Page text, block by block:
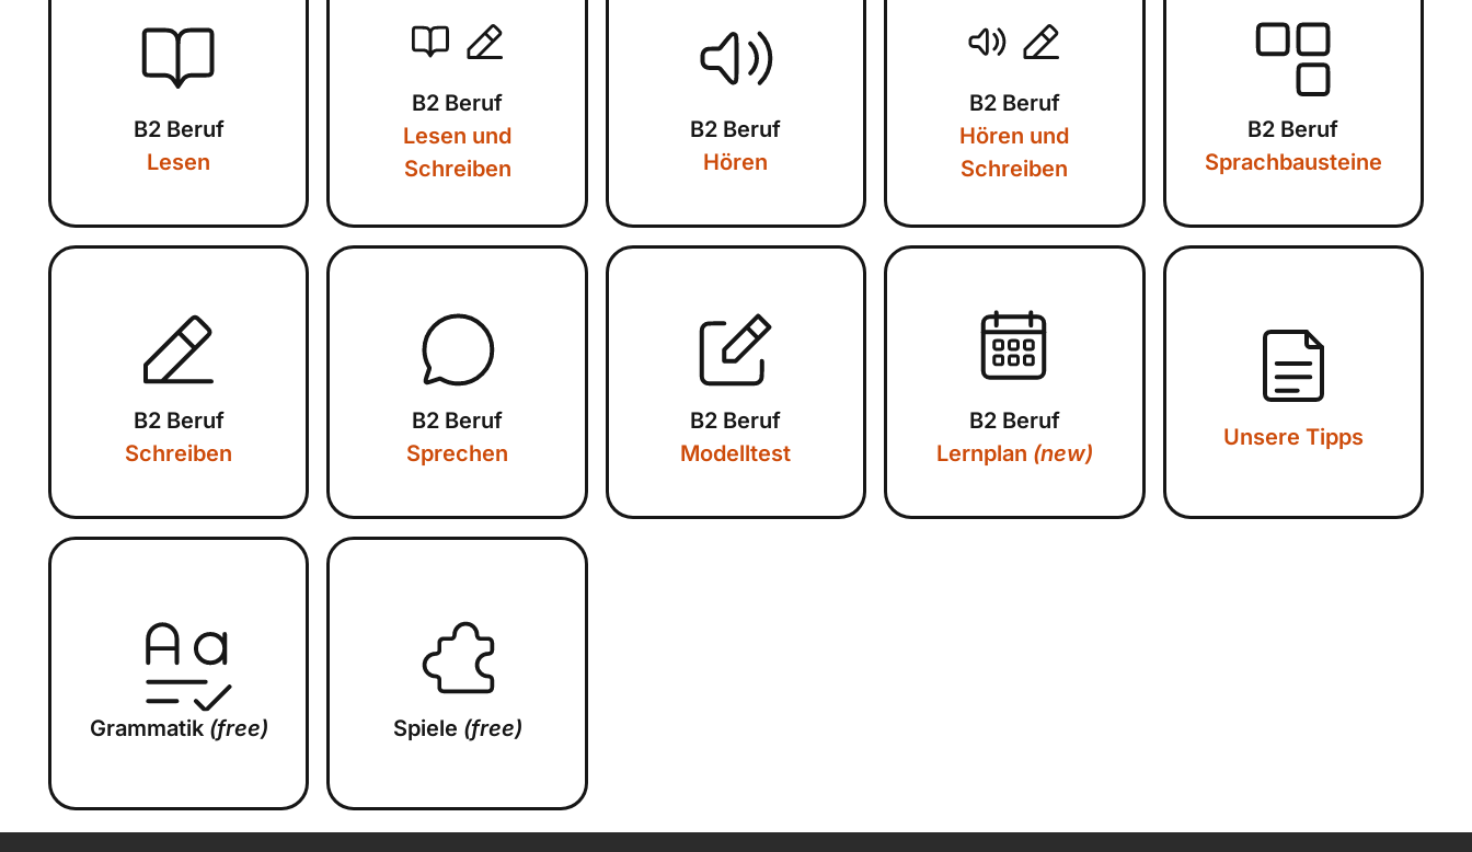
B2 Beruf
Lesen
B2 Beruf
Lesen und
Schreiben
B2 Beruf
Hören
B2 Beruf
Hören und
Schreiben
B2 Beruf
Sprachbausteine
B2 Beruf
Schreiben
B2 Beruf
Sprechen
B2 Beruf
Modelltest
B2 Beruf
Lernplan (new)
Unsere Tipps
Grammatik (free) Spiele (free)